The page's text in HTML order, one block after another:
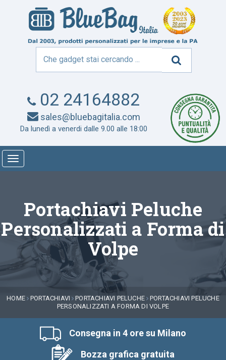
02 24164882
sales@bluebagitalia.com
Da lunedì a venerdi dalle 9.00 alle 18:00
Toggle
navigation
Portachiavi Peluche
Personalizzati a Forma di
Volpe
HOME PORTACHIAVI PORTACHIAVI PELUCHE
PORTACHIAVI PELUCHE
PERSONALIZZATI A FORMA DI VOLPE
Consegna in 4 ore su Milano
Bozza grafica gratuita